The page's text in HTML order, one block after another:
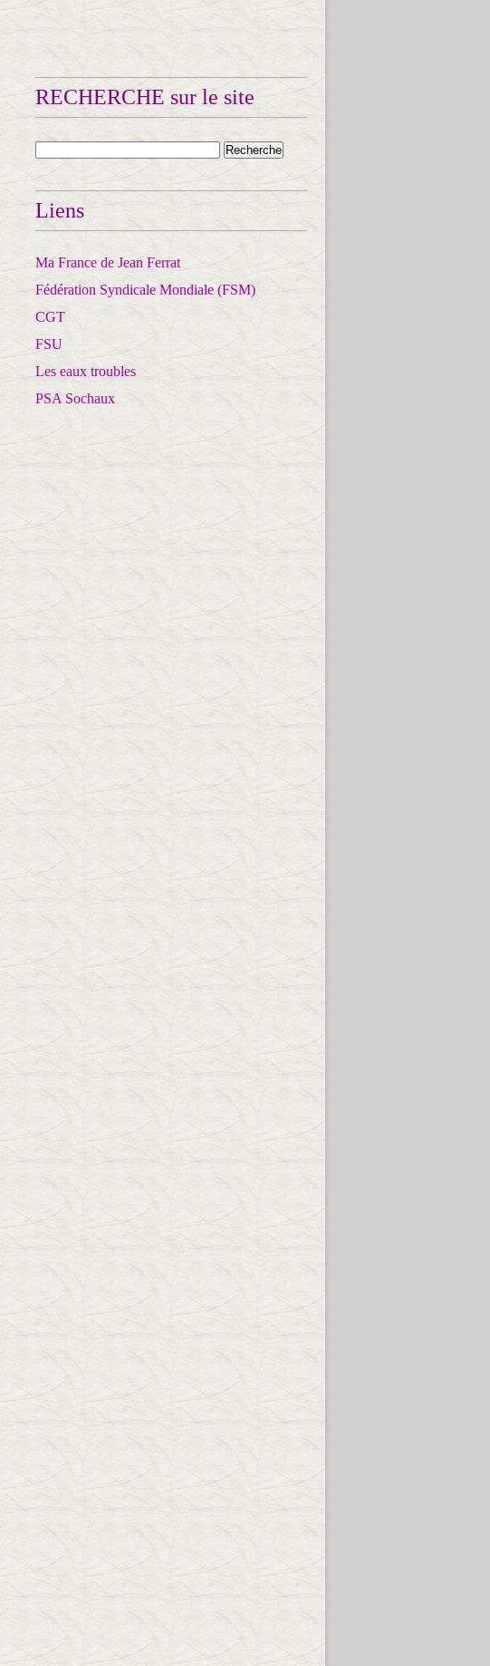
RECHERCHE sur le site
Liens
Ma France de Jean Ferrat
Fédération Syndicale Mondiale (FSM)
CGT
FSU
Les eaux troubles
PSA Sochaux